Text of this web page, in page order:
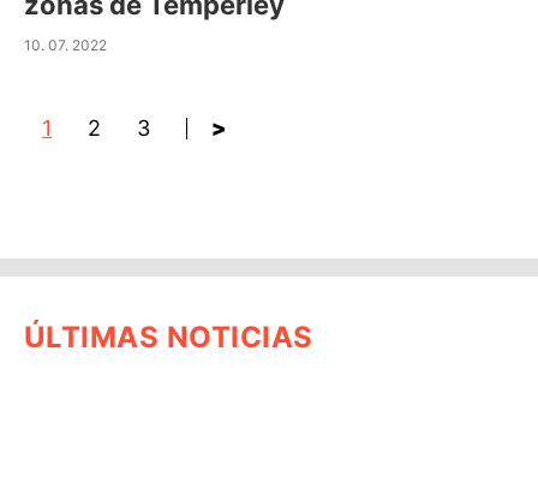
10. 07. 2022
1 2 3 >
ÚLTIMAS NOTICIAS